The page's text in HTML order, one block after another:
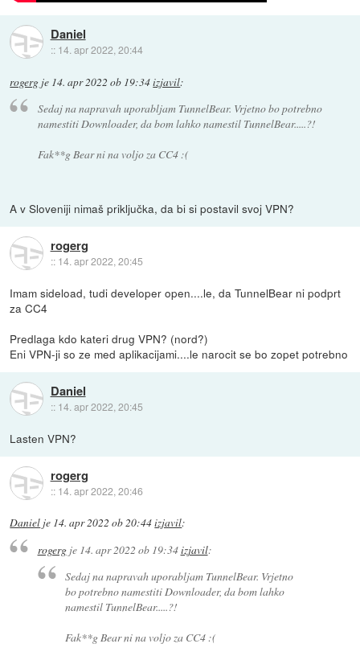
Daniel
:: 14. apr 2022, 20:44
rogerg je 14. apr 2022 ob 19:34izjavil:
Sedaj na napravah uporabljam TunnelBear. Vrjetno bo potrebno
namestiti Downloader, da bom lahko namestil TunnelBear.....?!
Fak**g Bear ni na voljo za CC4 :(
A v Sloveniji nimaš priključka, da bi si postavil svoj VPN?
rogerg
:: 14. apr 2022, 20:45
Imam sideload, tudi developer open....le, da TunnelBear ni podprt
za CC4
Predlaga kdo kateri drug VPN? (nord?)
Eni VPN-ji so ze med aplikacijami....le narocit se bo zopet potrebno
Daniel
:: 14. apr 2022, 20:45
Lasten VPN?
rogerg
:: 14. apr 2022, 20:46
Daniel je 14. apr 2022 ob 20:44izjavil:
rogergje 14. apr 2022 ob 19:34izjavil:
Sedaj na napravah uporabljam TunnelBear. Vrjetno
bo potrebno namestiti Downloader, da bom lahko
namestil TunnelBear.....?!
Fak**g Bear ni na voljo za CC4 :(